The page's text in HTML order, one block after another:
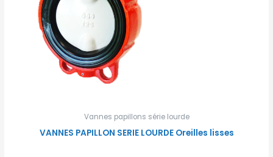
Vannes papillons série lourde
VANNES PAPILLON SERIE LOURDE Oreilles lisses